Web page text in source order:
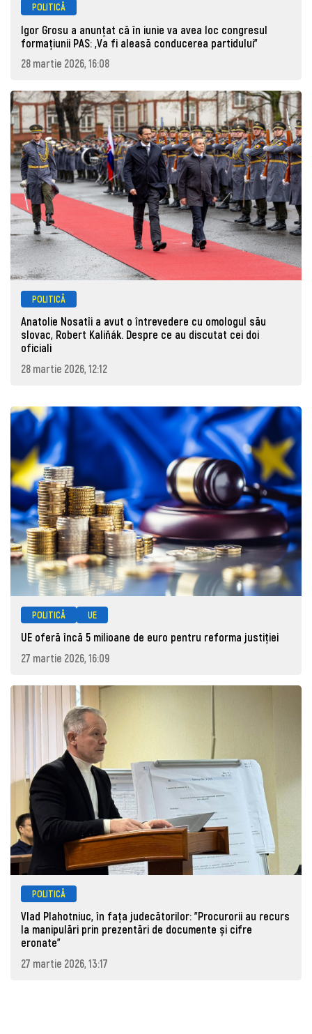
POLITICĂ
Igor Grosu a anunțat că în iunie va avea loc congresul
formațiunii PAS: „Va fi aleasă conducerea partidului”
28 martie 2026, 16:08
POLITICĂ
Anatolie Nosatîi a avut o întrevedere cu omologul său
slovac, Robert Kaliňák. Despre ce au discutat cei doi
oficiali
28 martie 2026, 12:12
POLITICĂ UE
UE oferă încă 5 milioane de euro pentru reforma justiției
27 martie 2026, 16:09
POLITICĂ
Vlad Plahotniuc, în fața judecătorilor: "Procurorii au recurs
la manipulări prin prezentări de documente și cifre
eronate"
27 martie 2026, 13:17